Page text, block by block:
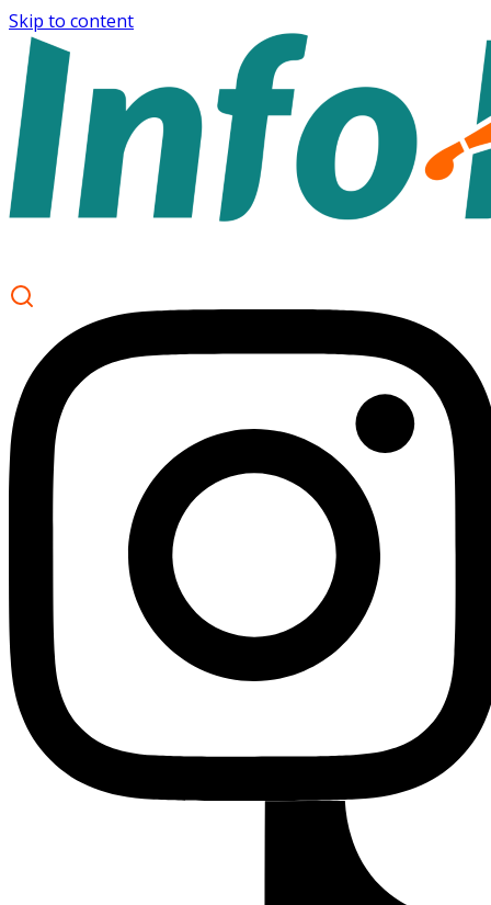
Skip to content